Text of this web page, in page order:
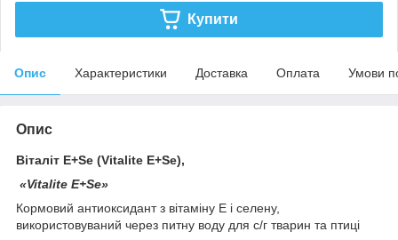
Купити
Опис Характеристики Доставка Оплата Умови
Опис
Віталіт E+Se (Vitalite E+Se),
«Vitalite E+Se»
Кормовий антиоксидант з вітаміну Е і селену,
використовуваний через питну воду для с/г тварин та птиці